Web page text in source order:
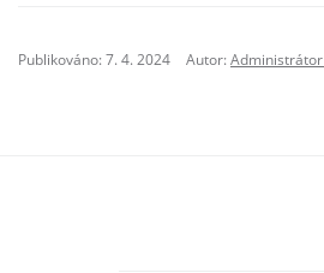
Publikováno: 7. 4. 2024 Autor:Administrátor